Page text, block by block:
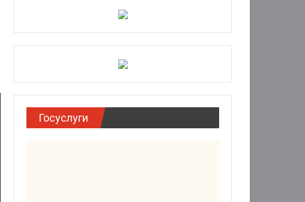
Госуслуги